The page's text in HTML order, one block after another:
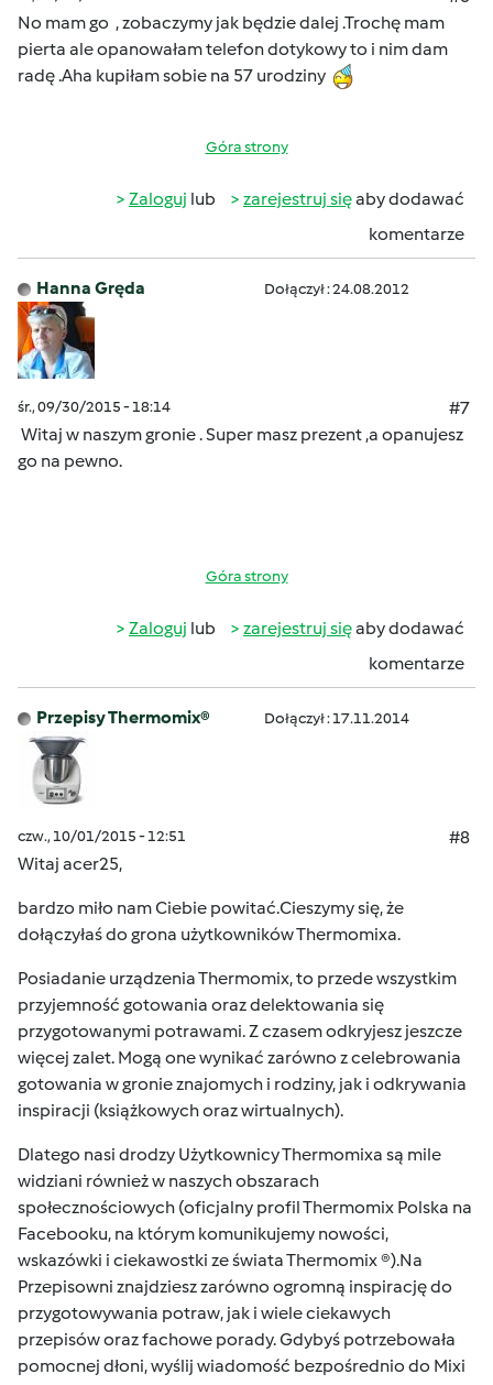
No mam go , zobaczymy jak będzie dalej .Trochę mam
pierta ale opanowałam telefon dotykowy to i nim dam
radę .Aha kupiłam sobie na 57 urodziny
Góra strony
Zaloguj lub zarejestruj sięaby dodawać
komentarze
Hanna Gręda Dołączył : 24.08.2012
śr., 09/30/2015 - 18:14
#7
Witaj w naszym gronie . Super masz prezent ,a opanujesz
go na pewno.
Góra strony
Zaloguj lub zarejestruj sięaby dodawać
komentarze
Przepisy Thermomix® Dołączył : 17.11.2014
czw., 10/01/2015 - 12:51
#8
Witaj acer25,
bardzo miło nam Ciebie powitać.Cieszymy się, że
dołączyłaś do grona użytkowników Thermomixa.
Posiadanie urządzenia Thermomix, to przede wszystkim
przyjemność gotowania oraz delektowania się
przygotowanymi potrawami. Z czasem odkryjesz jeszcze
więcej zalet. Mogą one wynikać zarówno z celebrowania
gotowania w gronie znajomych i rodziny, jak i odkrywania
inspiracji (książkowych oraz wirtualnych).
Dlatego nasi drodzy Użytkownicy Thermomixa są mile
widziani również w naszych obszarach
społecznościowych (oficjalny profilThermomix Polska na
Facebooku, na którym komunikujemy nowości,
wskazówki i ciekawostki ze świata Thermomix ®).Na
Przepisowni znajdziesz zarówno ogromną inspirację do
przygotowywania potraw, jak i wiele ciekawych
przepisów oraz fachowe porady. Gdybyś potrzebowała
pomocnej dłoni, wyślij wiadomość bezpośrednio do Mixi